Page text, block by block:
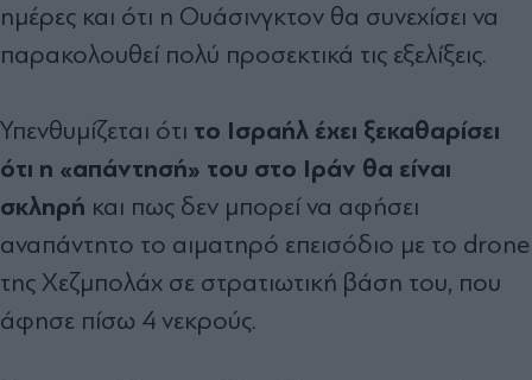
ημέρες και ότι η Ουάσινγκτον θα συνεχίσει να
παρακολουθεί πολύ προσεκτικά τις εξελίξεις.
Υπενθυμίζεται ότι το Ισραήλ έχει ξεκαθαρίσει
ότι η «απάντησή» του στο Ιράν θα είναι
σκληρή και πως δεν μπορεί να αφήσει
αναπάντητο το αιματηρό επεισόδιο με το drone
της Χεζμπολάχ σε στρατιωτική βάση του, που
άφησε πίσω 4 νεκρούς.